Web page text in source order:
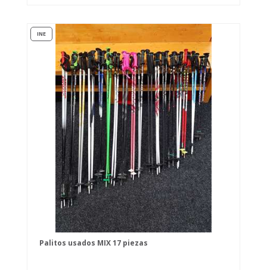
INE
Palitos usados MIX 17 piezas